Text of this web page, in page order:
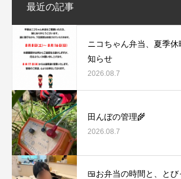
最近の記事
ニコちゃん弁当、夏季休
知らせ
2026.08.7
田んぼの管理🌾
2026.08.7
🍱お弁当の時間と、とび